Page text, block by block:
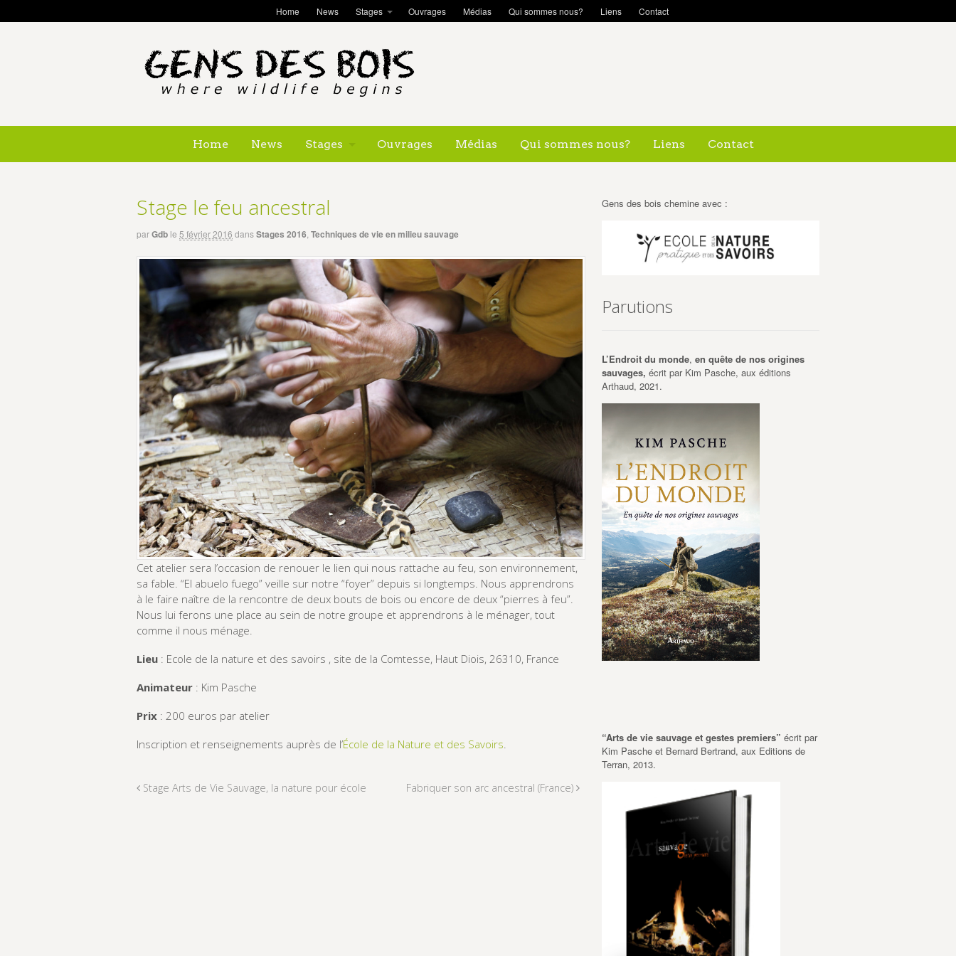
Home News Stages Ouvrages Médias Qui sommes nous? Liens Contact
Home News Stages Ouvrages Médias Qui sommes nous? Liens Contact
Stage le feu ancestral
parGdb le 5 février 2016 dansStages 2016 Techniques de vie en milieu sauvage
Cet atelier sera l’occasion de renouer le lien qui nous rattache au feu, son environnement,
sa fable. “El abuelo fuego” veille sur notre “foyer” depuis si longtemps. Nous apprendrons
à le faire naître de la rencontre de deux bouts de bois ou encore de deux “pierres à feu”.
Nous lui ferons une place au sein de notre groupe et apprendrons à le ménager, tout
comme il nous ménage.
Lieu : Ecole de la nature et des savoirs , site de la Comtesse, Haut Diois, 26310, France
Animateur : Kim Pasche
Prix : 200 euros par atelier
Inscription et renseignements auprès de l’École de la Nature et des Savoirs
Stage Arts de Vie Sauvage, la nature pour école Fabriquer son arc ancestral (France)
Gens des bois chemine avec :
Parutions
L’Endroit du monde, en quête de nos origines
sauvages, écrit par Kim Pasche, aux éditions
Arthaud, 2021.
“Arts de vie sauvage et gestes premiers” écrit par
Kim Pasche et Bernard Bertrand, aux Editions de
Terran, 2013.